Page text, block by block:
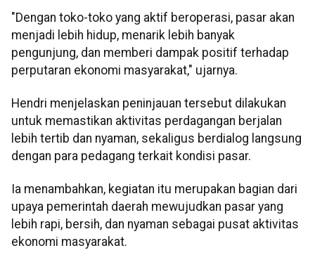
"Dengan toko-toko yang aktif beroperasi, pasar akan
menjadi lebih hidup, menarik lebih banyak
pengunjung, dan memberi dampak positif terhadap
perputaran ekonomi masyarakat," ujarnya.
Hendri menjelaskan peninjauan tersebut dilakukan
untuk memastikan aktivitas perdagangan berjalan
lebih tertib dan nyaman, sekaligus berdialog langsung
dengan para pedagang terkait kondisi pasar.
Ia menambahkan, kegiatan itu merupakan bagian dari
upaya pemerintah daerah mewujudkan pasar yang
lebih rapi, bersih, dan nyaman sebagai pusat aktivitas
ekonomi masyarakat.